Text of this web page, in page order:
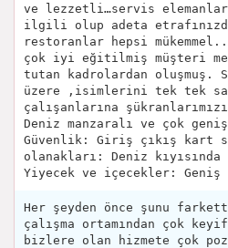
ve lezzetli…servis
ilgili olup adeta
restoranlar hepsi
çok iyi eğitilmiş müşteri
tutan kadrolardan oluşmuş.
üzere ,isimlerini tek tek
çalışanlarına
Deniz manzaralı ve çok
Güvenlik: Giriş çıkış kart
olanakları: Deniz kıyısında
Yiyecek ve içecekler:
Her şeyden önce şunu
çalışma ortamından çok
bizlere olan hizmete çok